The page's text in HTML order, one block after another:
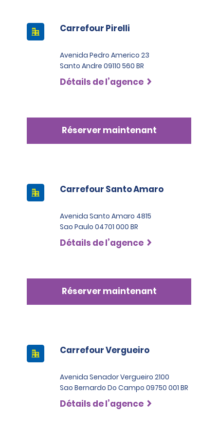
Carrefour Pirelli
Avenida Pedro Americo 23
Santo Andre 09110 560 BR
Détails de l’agence
Réserver maintenant
Carrefour Santo Amaro
Avenida Santo Amaro 4815
Sao Paulo 04701 000 BR
Détails de l’agence
Réserver maintenant
Carrefour Vergueiro
Avenida Senador Vergueiro 2100
Sao Bernardo Do Campo 09750 001 BR
Détails de l’agence